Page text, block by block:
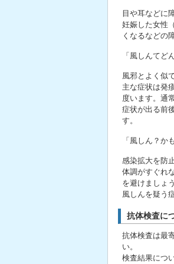
目や耳などに
妊娠した女性
くなるなどの
「風しんてど
風邪とよく似
主な症状は発
度います。通
症状が出る前
す。
「風しん？か
感染拡大を防
体調がすぐれ
を避けましょう
風しんを疑う
抗体検査に
抗体検査は最
い。
検査結果につ